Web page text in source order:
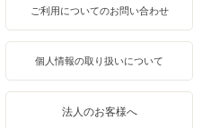
ご利用についてのお問い合わせ
個人情報の取り扱いについて
法人のお客様へ